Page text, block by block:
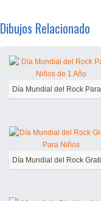
Dibujos Relacionado